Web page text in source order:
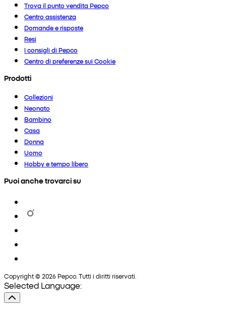
Trova il punto vendita Pepco
Centro assistenza
Domande e risposte
Resi
I consigli di Pepco
Centro di preferenze sui Cookie
Prodotti
Collezioni
Neonato
Bambino
Casa
Donna
Uomo
Hobby e tempo libero
Puoi anche trovarci su
Copyright © 2026 Pepco. Tutti i diritti riservati.
Selected Language: